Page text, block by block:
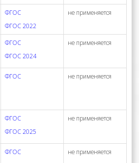
ФГОС
ФГОС 2022
не применяется
ФГОС
ФГОС 2024
не применяется
ФГОС не применяется
ФГОС
ФГОС 2025
не применяется
ФГОС не применяется